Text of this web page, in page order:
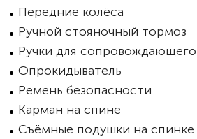
Передние колёса
Ручной стояночный тормоз
Ручки для
Опрокидыватель
Ремень безопасности
Карман на спине
Съёмные подушки на спинке